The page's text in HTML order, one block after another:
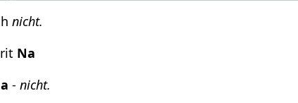
nicht.
Na
-nicht.